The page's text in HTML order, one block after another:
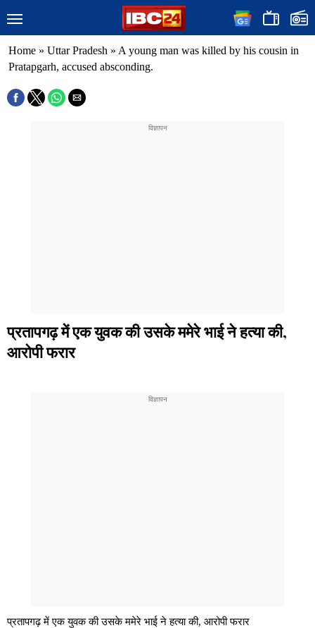
Home » Uttar Pradesh » A young man was killed by his cousin in
Pratapgarh, accused absconding.
प्रतापगढ़ में एक युवक की उसके ममेरे भाई ने हत्या की,
आरोपी फरार
प्रतापगढ़ में एक युवक की उसके ममेरे भाई ने हत्या की, आरोपी फरार